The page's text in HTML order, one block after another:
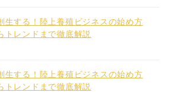
生する！陸上養殖ビジネスの始め方
トレンドまで徹底解説
生する！陸上養殖ビジネスの始め方
トレンドまで徹底解説